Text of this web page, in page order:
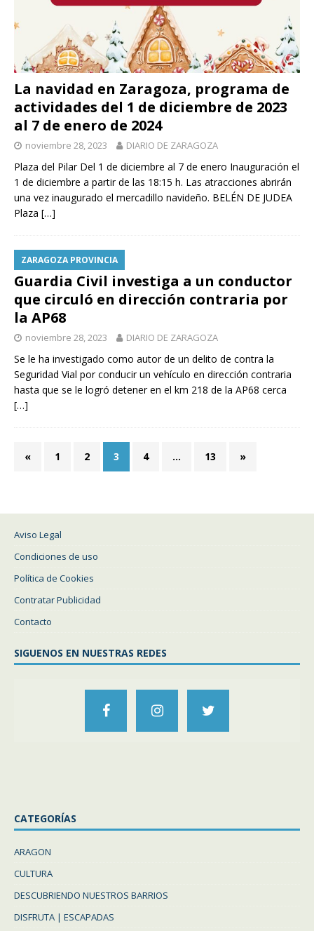
La navidad en Zaragoza, programa de
actividades del 1 de diciembre de 2023
al 7 de enero de 2024
noviembre 28, 2023 DIARIO DE ZARAGOZA
Plaza del Pilar Del 1 de diciembre al 7 de enero Inauguración el
1 de diciembre a partir de las 18:15 h. Las atracciones abrirán
una vez inaugurado el mercadillo navideño. BELÉN DE JUDEA
Plaza […]
ZARAGOZA PROVINCIA
Guardia Civil investiga a un conductor
que circuló en dirección contraria por
la AP68
noviembre 28, 2023 DIARIO DE ZARAGOZA
Se le ha investigado como autor de un delito de contra la
Seguridad Vial por conducir un vehículo en dirección contraria
hasta que se le logró detener en el km 218 de la AP68 cerca
[…]
« 1 2 3 4 … 13 »
Aviso Legal
Condiciones de uso
Política de Cookies
Contratar Publicidad
Contacto
SIGUENOS EN NUESTRAS REDES
CATEGORÍAS
ARAGON
CULTURA
DESCUBRIENDO NUESTROS BARRIOS
DISFRUTA | ESCAPADAS